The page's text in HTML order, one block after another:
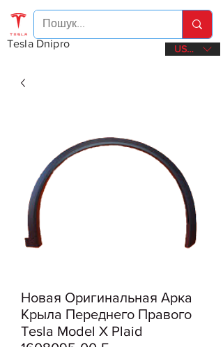
Tesla Dnipro USD ($)
Новая Оригинальная Арка
Крыла Переднего Правого
Tesla Model X Plaid